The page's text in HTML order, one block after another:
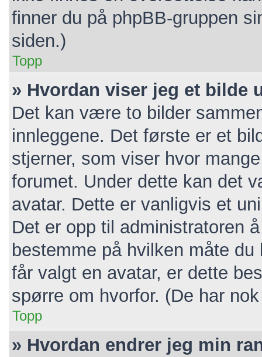
finner du på phpBB-gruppen
siden.)
Topp
» Hvordan viser jeg et bilde
Det kan være to bilder
innleggene. Det første er et
stjerner, som viser hvor
forumet. Under dette kan det
avatar. Dette er vanligvis et
Det er opp til administratoren
bestemme på hvilken måte
får valgt en avatar, er dette
spørre om hvorfor. (De har
Topp
» Hvordan endrer jeg min